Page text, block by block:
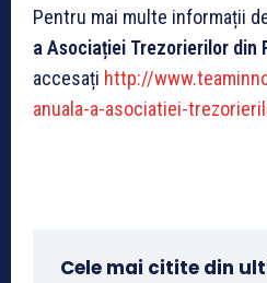
Pentru mai multe informații
a Asociației Trezorierilor din
accesați http://
anuala-a-asociatiei-
Cele mai citite din